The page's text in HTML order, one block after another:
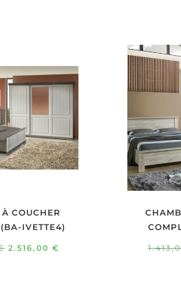
COUCHER
IVETTE4)
Le
2.516,00€